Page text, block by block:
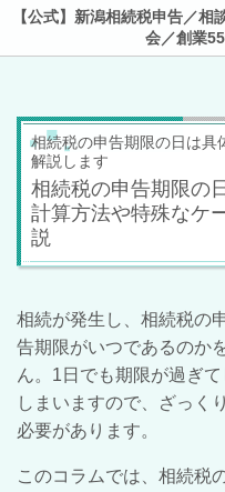
【公式】新潟相続税申告／相
会／創業
相続税の申告期限の日は具
解説します
相続税の申告期限の
計算方法や特殊なケ
説
相続が発生し、相続税の
告期限がいつであるのか
ん。 1 日でも期限が過ぎ
しまいますので、ざっく
必要があります。
このコラムでは、相続税